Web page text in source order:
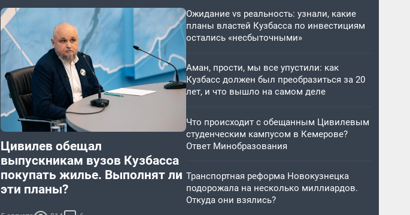
Цивилев обещал
выпускникам вузов Кузбасса
покупать жилье. Выполнят ли
эти планы?
Ожидание vs реальность: узнали, какие
планы властей Кузбасса по инвестициям
остались «несбыточными»
Аман, прости, мы все упустили: как
Кузбасс должен был преобразиться за 20
лет, и что вышло на самом деле
Что происходит с обещанным Цивилевым
студенческим кампусом в Кемерове?
Ответ Минобразования
Транспортная реформа Новокузнецка
подорожала на несколько миллиардов.
Откуда они взялись?